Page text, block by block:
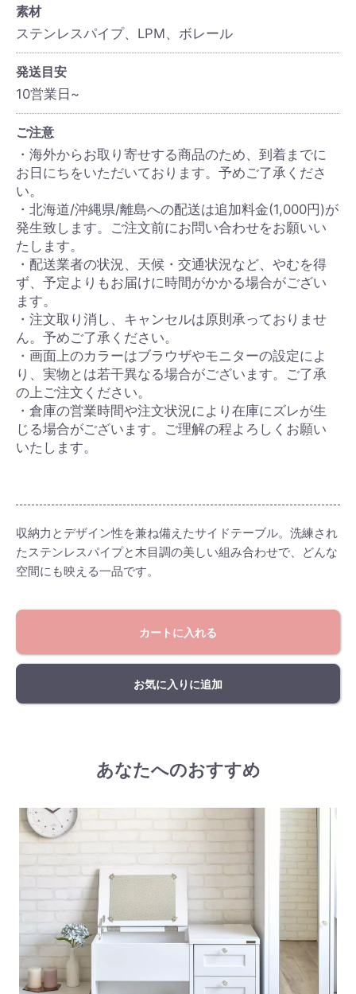
素材
ステンレスパイプ、LPM、ボレール
発送目安
10営業日~
ご注意
・海外からお取り寄せする商品のため、到着までに
お日にちをいただいております。予めご了承くださ
い。
・北海道/沖縄県/離島への配送は追加料金(1,000円)が
発生致します。ご注文前にお問い合わせをお願いい
たします。
・配送業者の状況、天候・交通状況など、やむを得
ず、予定よりもお届けに時間がかかる場合がござい
ます。
・注文取り消し、キャンセルは原則承っておりませ
ん。予めご了承ください。
・画面上のカラーはブラウザやモニターの設定によ
り、実物とは若干異なる場合がございます。ご了承
の上ご注文ください。
・倉庫の営業時間や注文状況により在庫にズレが生
じる場合がございます。ご理解の程よろしくお願い
いたします。
収納力とデザイン性を兼ね備えたサイドテーブル。洗練され
たステンレスパイプと木目調の美しい組み合わせで、どんな
空間にも映える一品です。
カートに入れる
お気に入りに追加
あなたへのおすすめ